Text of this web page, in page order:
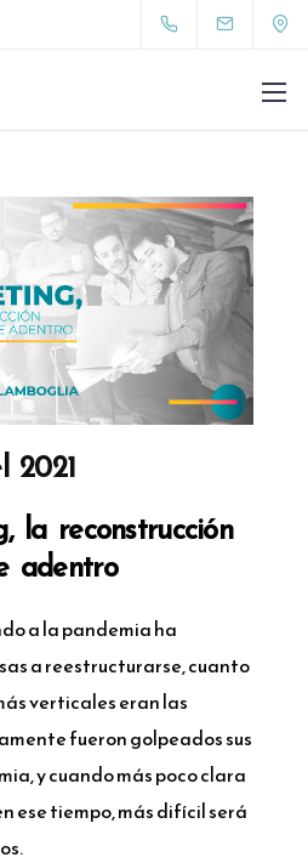
2021
la reconstrucción
adentro
a la pandemia ha
a reestructurarse, cuanto
verticales eran las
fueron golpeados sus
y cuando más poco clara
ese tiempo, más difícil será